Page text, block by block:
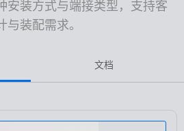
安装方式与端接类型，支持客
装配需求。
文档